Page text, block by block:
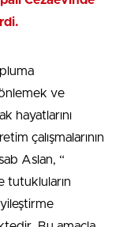
önlemek ve
hayatlarını
çalışmalarının
Aslan, “
tutukluların